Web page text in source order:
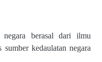
negara berasal dari ilmu
sumber kedaulatan negara